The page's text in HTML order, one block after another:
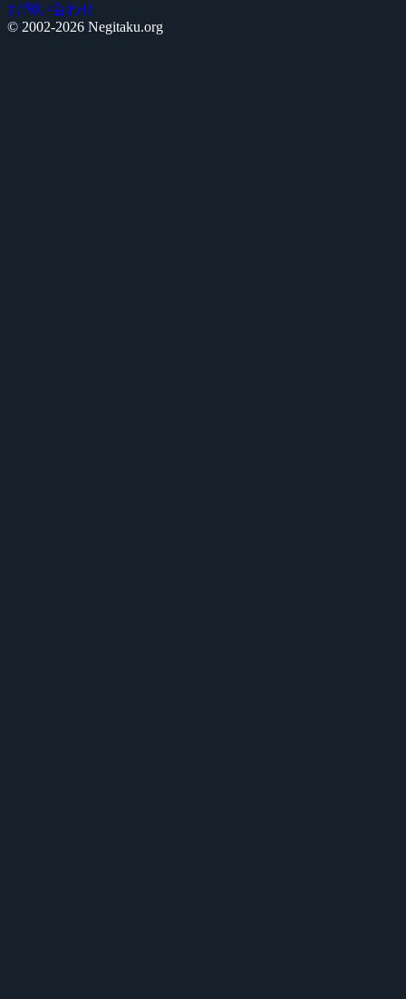
お問い合わせ
© 2002-2026 Negitaku.org